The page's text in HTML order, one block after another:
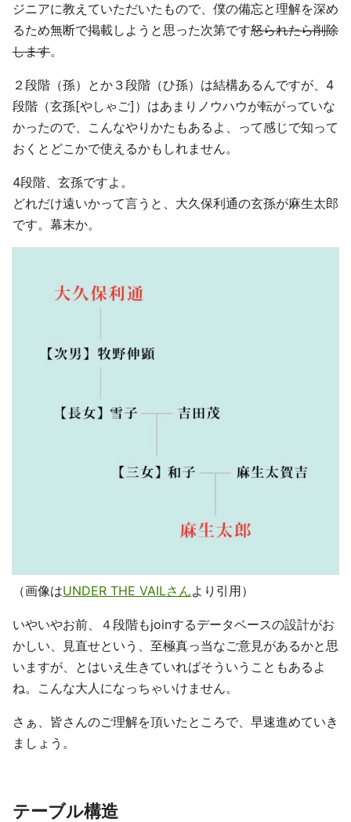
ジニアに教えていただいたもので、僕の備忘と理解を深め
るため無断で掲載しようと思った次第です怒られたら削除
します。
２段階（孫）とか３段階（ひ孫）は結構あるんですが、4
段階（玄孫[やしゃご]）はあまりノウハウが転がっていな
かったので、こんなやりかたもあるよ、って感じで知って
おくとどこかで使えるかもしれません。
4段階、玄孫ですよ。
どれだけ遠いかって言うと、大久保利通の玄孫が麻生太郎
です。幕末か。
（画像はUNDER THE VAILさんより引用）
いやいやお前、４段階もjoinするデータベースの設計がお
かしい、見直せという、至極真っ当なご意見があるかと思
いますが、とはいえ生きていればそういうこともあるよ
ね。こんな大人になっちゃいけません。
さぁ、皆さんのご理解を頂いたところで、早速進めていき
ましょう。
テーブル構造